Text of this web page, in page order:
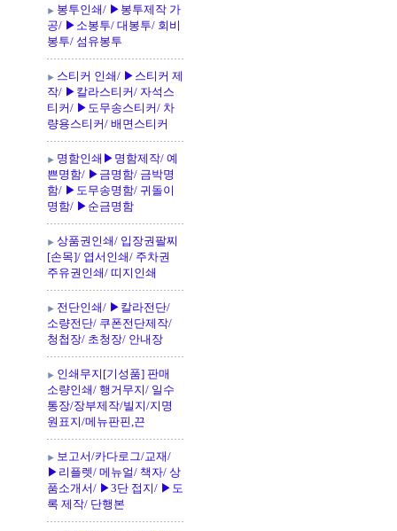
봉투인쇄/ ▶봉투제작 가
공/ ▶소봉투/ 대봉투/ 회비
봉투/ 섬유봉투
스티커 인쇄/ ▶스티커 제
작/ ▶칼라스티커/ 자석스
티커/ ▶도무송스티커/ 차
량용스티커/ 배면스티커
명함인쇄▶명함제작/ 예
쁜명함/ ▶금명함/ 금박명
함/ ▶도무송명함/ 귀돌이
명함/ ▶순금명함
상품권인쇄/ 입장권팔찌
[손목]/ 엽서인쇄/ 주차권
주유권인쇄/ 띠지인쇄
전단인쇄/ ▶칼라전단/
소량전단/ 쿠폰전단제작/
청첩장/ 초청장/ 안내장
인쇄무지[기성품] 판매
소량인쇄/ 행거무지/ 일수
통장/장부제작/빌지/지명
원표지/메뉴판핀,끈
보고서/카다로그/교재/
▶리플렛/ 메뉴얼/ 책자/ 상
품소개서/ ▶3단 접지/ ▶도
록 제작/ 단행본